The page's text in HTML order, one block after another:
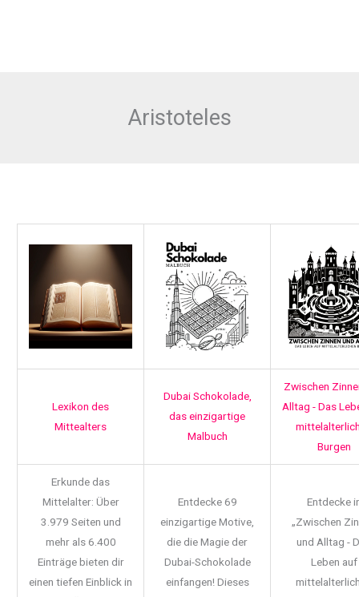
Aristoteles
Lexikon des
Mittealters
Dubai Schokolade,
das einzigartige
Malbuch
Zwischen
Alltag - Das
Burgen
Erkunde das
Mittelalter: Über
3.979 Seiten und
mehr als 6.400
Einträge bieten dir
einen tiefen Einblick in
Entdecke 69
einzigartige Motive,
die die Magie der
Dubai-Schokolade
einfangen! Dieses
Entdecke
„Zwischen
und Alltag -
Leben auf